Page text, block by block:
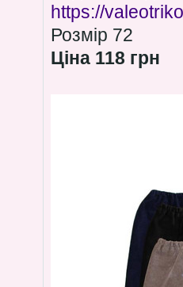
https://
Розмір 72
Ціна 118 грн